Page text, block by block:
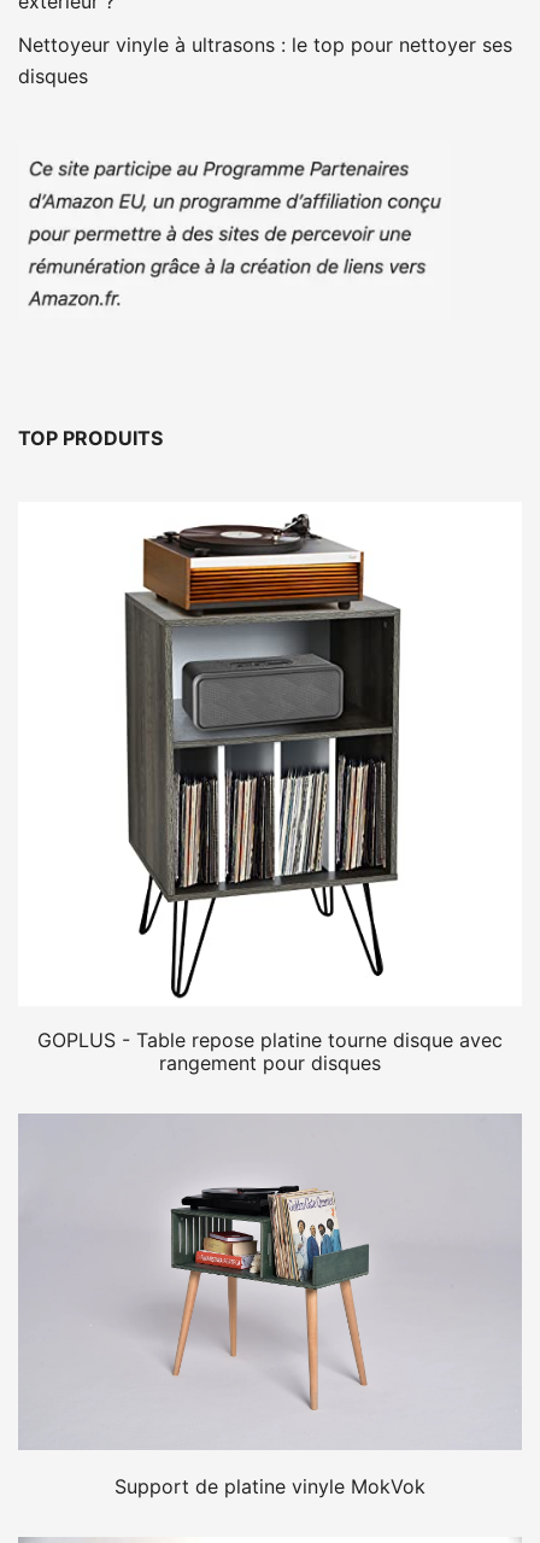
Nettoyeur vinyle à ultrasons : le top pour nettoyer ses
disques
TOP PRODUITS
GOPLUS - Table repose platine tourne disque avec
rangement pour disques
Support de platine vinyle MokVok